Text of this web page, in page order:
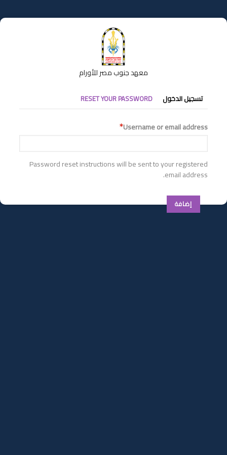
إلى
المحتوى
معهد جنوب مصر للأورام
التبويبات
الأساسية
تسجيل الدخول RESET YOUR PASSWORD
Username or email address
Password reset instructions will be sent to your registered
email address.